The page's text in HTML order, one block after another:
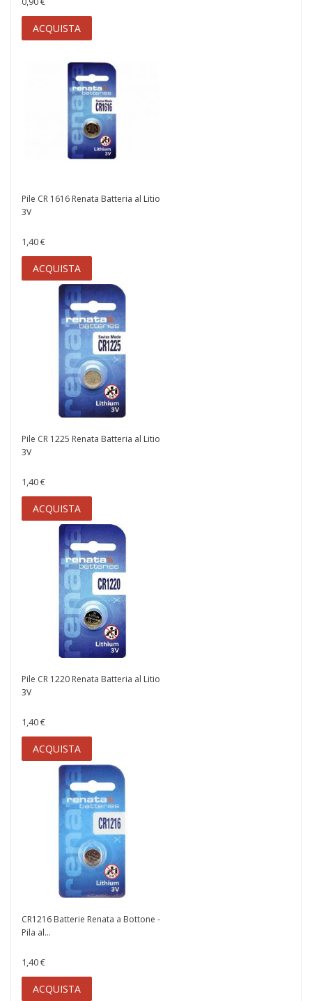
ACQUISTA
Pile CR 1616 Renata Batteria al Litio
3V
1,40 €
ACQUISTA
Pile CR 1225 Renata Batteria al Litio
3V
1,40 €
ACQUISTA
Pile CR 1220 Renata Batteria al Litio
3V
1,40 €
ACQUISTA
CR1216 Batterie Renata a Bottone -
Pila al...
1,40 €
ACQUISTA